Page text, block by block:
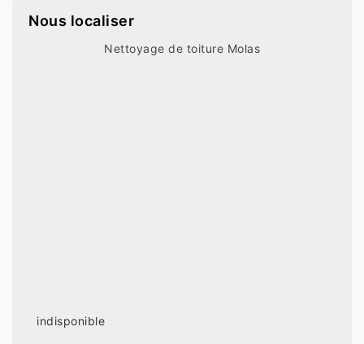
Nous localiser
Nettoyage de toiture Molas
indisponible